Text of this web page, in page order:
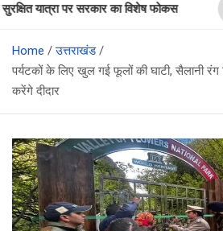
पर सरकार का विशेष फोकस
Home
उत्तराखंड
पर्यटकों के लिए खुल गई फूलों की घाटी, सैलानी
करेंगे दीदार